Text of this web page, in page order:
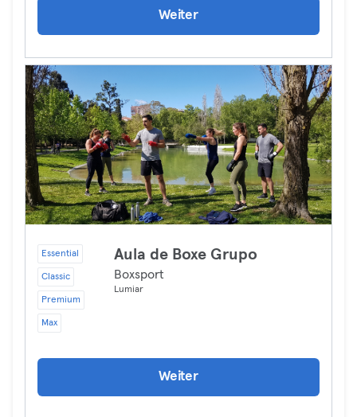
Weiter
Essential
Classic
Premium
Max
Aula de Boxe Grupo
Boxsport
Lumiar
Weiter